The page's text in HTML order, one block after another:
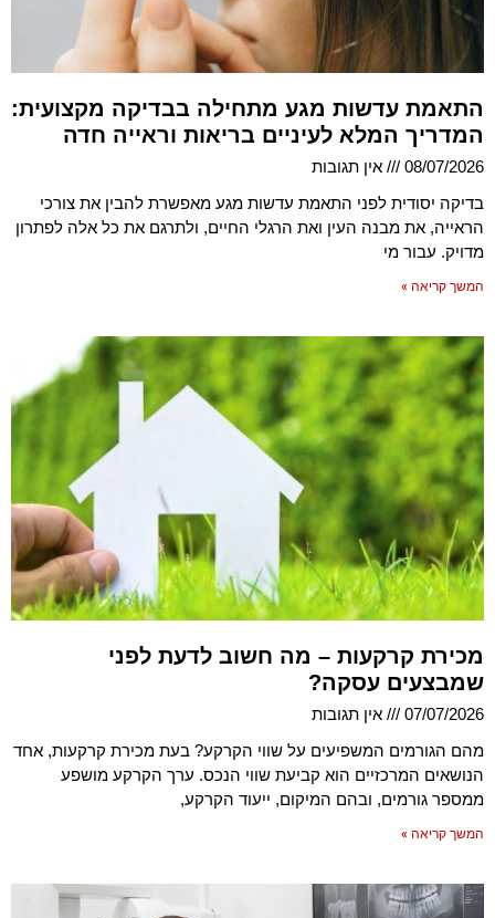
התאמת עדשות מגע מתחילה בבדיקה מקצועית:
המדריך המלא לעיניים בריאות וראייה חדה
08/07/2026
אין תגובות
בדיקה יסודית לפני התאמת עדשות מגע מאפשרת להבין את צורכי
הראייה, את מבנה העין ואת הרגלי החיים, ולתרגם את כל אלה לפתרון
מדויק. עבור מי
המשך קריאה »
מכירת קרקעות – מה חשוב לדעת לפני
שמבצעים עסקה?
07/07/2026
אין תגובות
מהם הגורמים המשפיעים על שווי הקרקע? בעת מכירת קרקעות, אחד
הנושאים המרכזיים הוא קביעת שווי הנכס. ערך הקרקע מושפע
ממספר גורמים, ובהם המיקום, ייעוד הקרקע,
המשך קריאה »